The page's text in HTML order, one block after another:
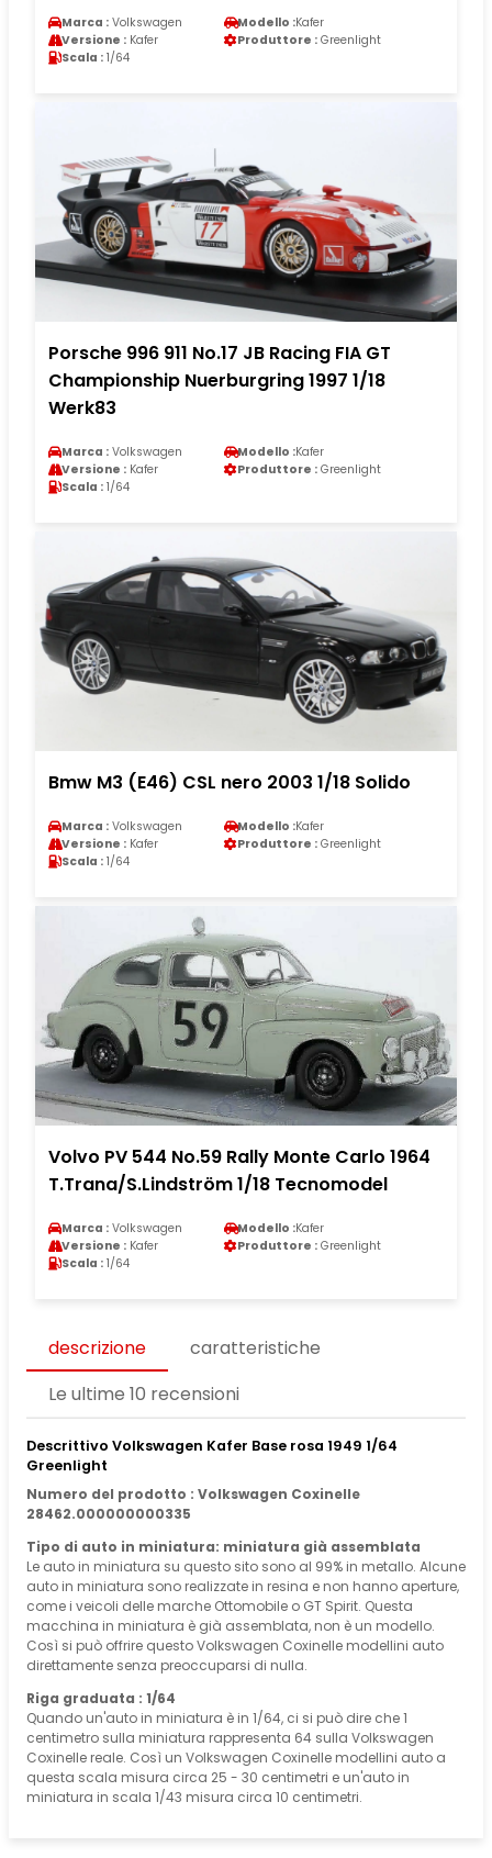
Marca : Volkswagen Modello :Kafer
Versione : Kafer Produttore : Greenlight
Scala : 1/64
Porsche 996 911 No.17 JB Racing FIA GT
Championship Nuerburgring 1997 1/18
Werk83
Marca : Volkswagen Modello :Kafer
Versione : Kafer Produttore : Greenlight
Scala : 1/64
Bmw M3 (E46) CSL nero 2003 1/18 Solido
Marca : Volkswagen Modello :Kafer
Versione : Kafer Produttore : Greenlight
Scala : 1/64
Volvo PV 544 No.59 Rally Monte Carlo 1964
T.Trana/S.Lindström 1/18 Tecnomodel
Marca : Volkswagen Modello :Kafer
Versione : Kafer Produttore : Greenlight
Scala : 1/64
descrizione
caratteristiche
Le ultime 10 recensioni
Descrittivo Volkswagen Kafer Base rosa 1949 1/64
Greenlight
Numero del prodotto : Volkswagen Coxinelle
28462.000000000335
Tipo di auto in miniatura: miniatura già assemblata
Le auto in miniatura su questo sito sono al 99% in metallo. Alcune
auto in miniatura sono realizzate in resina e non hanno aperture,
come i veicoli delle marche Ottomobile o GT Spirit. Questa
macchina in miniatura è già assemblata, non è un modello.
Così si può offrire questo Volkswagen Coxinelle modellini auto
direttamente senza preoccuparsi di nulla.
Riga graduata : 1/64
Quando un'auto in miniatura è in 1/64, ci si può dire che 1
centimetro sulla miniatura rappresenta 64 sulla Volkswagen
Coxinelle reale. Così un Volkswagen Coxinelle modellini auto a
questa scala misura circa 25 - 30 centimetri e un'auto in
miniatura in scala 1/43 misura circa 10 centimetri.